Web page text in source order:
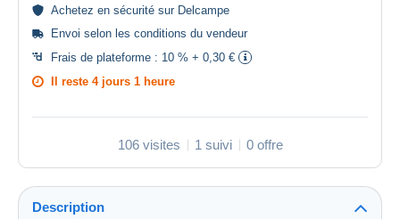
Achetez en sécurité sur Delcampe
Envoi selon les conditions du vendeur
Frais de plateforme : 10 % + 0,30 €
Il reste 4 jours 1 heure
106 visites 1 suivi 0 offre
Description